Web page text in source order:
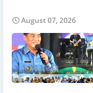
August 07, 2026